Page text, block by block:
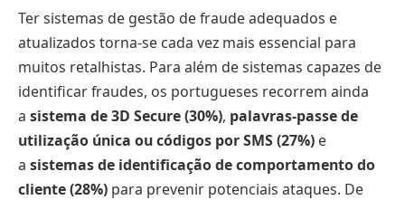
Ter sistemas de gestão de fraude adequados e
atualizados torna-se cada vez mais essencial para
muitos retalhistas. Para além de sistemas capazes de
identificar fraudes, os portugueses recorrem ainda
a sistema de 3D Secure (30%), palavras-passe de
utilização única ou códigos por SMS (27%) e
a sistemas de identificação de comportamento do
cliente (28%) para prevenir potenciais ataques. De